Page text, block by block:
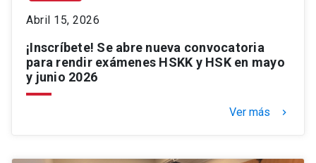
Abril 15, 2026
¡Inscríbete! Se abre nueva convocatoria
para rendir exámenes HSKK y HSK en mayo
y junio 2026
Ver más keyboard_arrow_right